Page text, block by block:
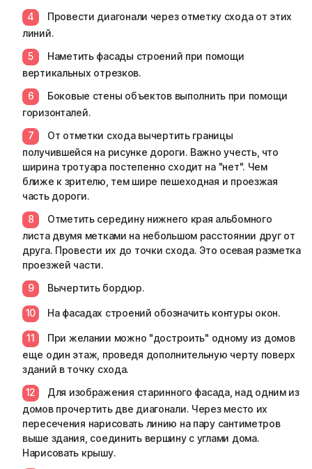
Провести диагонали через отметку схода от этих
линий.
Наметить фасады строений при помощи
вертикальных отрезков.
Боковые стены объектов выполнить при помощи
горизонталей.
От отметки схода вычертить границы
получившейся на рисунке дороги. Важно учесть, что
ширина тротуара постепенно сходит на "нет". Чем
ближе к зрителю, тем шире пешеходная и проезжая
часть дороги.
Отметить середину нижнего края альбомного
листа двумя метками на небольшом расстоянии друг от
друга. Провести их до точки схода. Это осевая разметка
проезжей части.
Вычертить бордюр.
На фасадах строений обозначить контуры окон.
При желании можно "достроить" одному из домов
еще один этаж, проведя дополнительную черту поверх
зданий в точку схода.
Для изображения старинного фасада, над одним из
домов прочертить две диагонали. Через место их
пересечения нарисовать линию на пару сантиметров
выше здания, соединить вершину с углами дома.
Нарисовать крышу.